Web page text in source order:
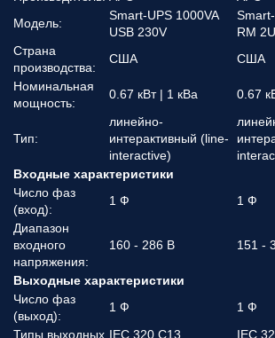
Модель:
Smart-UPS 1000VA
USB 230V
RM
Страна
производства:
США США
Номинальная
мощность:
0.67 кВт | 1 кВа 0.67
Тип:
линейно-
интерактивный (line-
interactive)
Входные характеристики
Число фаз
(вход):
1 Ф 1 Ф
Диапазон
входного
напряжения:
160 - 286 В 151 -
Выходные характеристики
Число фаз
(выход):
1 Ф 1 Ф
Типы выходных IEC 320 C13
IEC